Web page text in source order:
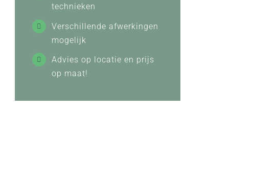
technieken
Verschillende afwerkingen
mogelijk
Advies op locatie en prijs
op maat!